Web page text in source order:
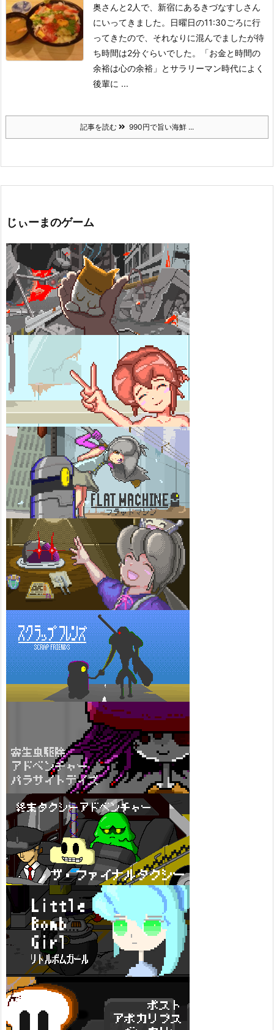
奥さんと2人で、新宿にあるきづなすしさん
にいってきました。
日曜日の11:30ごろに行
ってきたので、それなりに混んでましたが待
ち時間は2分ぐらいでした。
「お金と時間の
余裕は心の余裕」とサラリーマン時代によく
後輩に ...
記事を読む 990円で旨い海鮮 ...
じぃーまのゲーム